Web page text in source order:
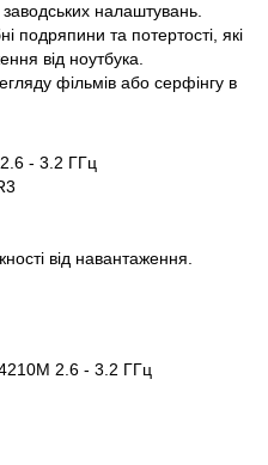
налаштувань.
подряпини та потертості, які
від ноутбука.
фільмів або серфінгу в
- 3.2 ГГц
від навантаження.
2.6 - 3.2 ГГц